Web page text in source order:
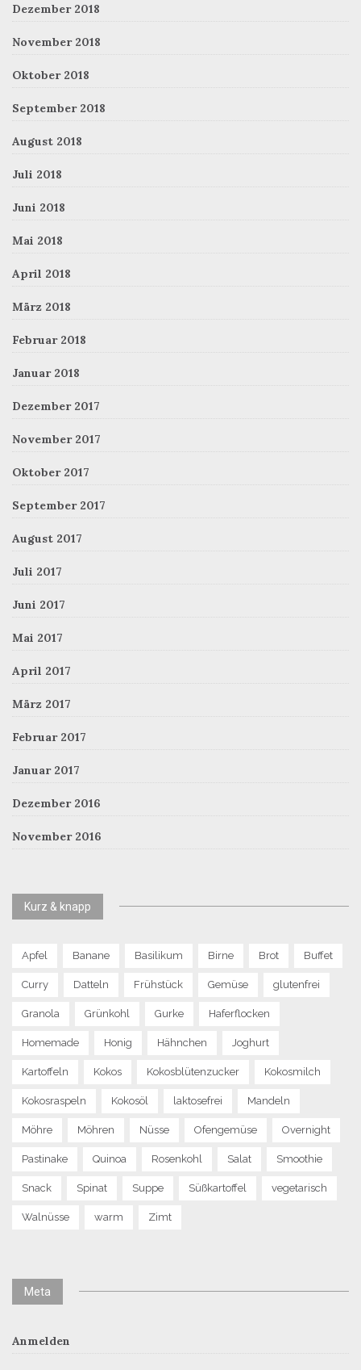
Dezember 2018
November 2018
Oktober 2018
September 2018
August 2018
Juli 2018
Juni 2018
Mai 2018
April 2018
März 2018
Februar 2018
Januar 2018
Dezember 2017
November 2017
Oktober 2017
September 2017
August 2017
Juli 2017
Juni 2017
Mai 2017
April 2017
März 2017
Februar 2017
Januar 2017
Dezember 2016
November 2016
Kurz & knapp
Apfel Banane Basilikum Birne Brot Buffet
Curry Datteln Frühstück Gemüse glutenfrei
Granola Grünkohl Gurke Haferflocken
Homemade Honig Hähnchen Joghurt
Kartoffeln Kokos Kokosblütenzucker Kokosmilch
Kokosraspeln Kokosöl laktosefrei Mandeln
Möhre Möhren Nüsse Ofengemüse Overnight
Pastinake Quinoa Rosenkohl Salat Smoothie
Snack Spinat Suppe Süßkartoffel vegetarisch
Walnüsse warm Zimt
Meta
Anmelden